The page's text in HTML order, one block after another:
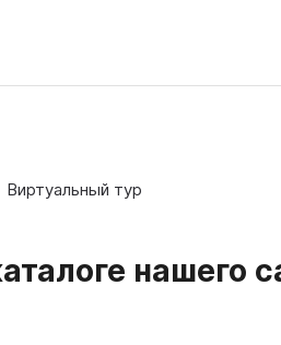
Виртуальный тур
нашего